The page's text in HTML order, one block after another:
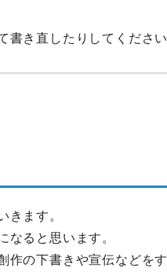
き直したりしてください
きます。
なると思います。
作の下書きや宣伝などを